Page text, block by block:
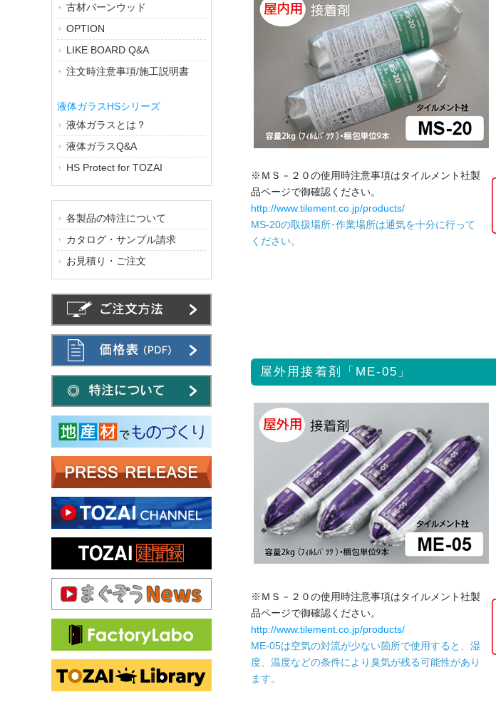
※ＭＳ－２０の使用時注意事項はタイルメント社製
品ページで御確認ください。
http://www.tilement.co.jp/products/
MS-20の取扱場所･作業場所は通気を十分に行って
ください。
屋外用接着剤「ME-05」
※ＭＳ－２０の使用時注意事項はタイルメント社製
品ページで御確認ください。
http://www.tilement.co.jp/products/
ME-05は空気の対流が少ない箇所で使用すると、湿
度、温度などの条件により臭気が残る可能性があり
ます。
古材バーンウッド
OPTION
LIKE BOARD Q&A
注文時注意事項/施工説明書
液体ガラスHSシリーズ
液体ガラスとは？
液体ガラスQ&A
HS Protect for TOZAI
各製品の特注について
カタログ・サンプル請求
お見積り・ご注文